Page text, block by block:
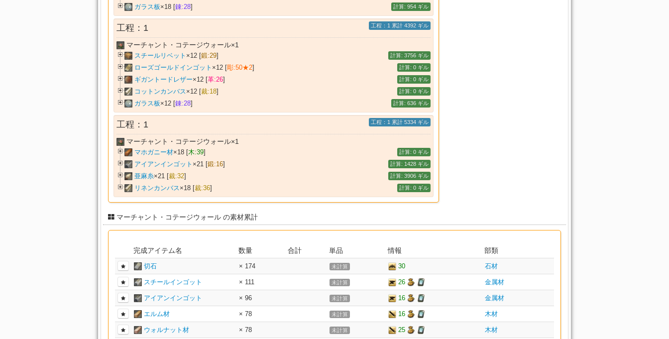
ガラス板×18 [錬:28] 計算: 954 ギル
工程：1 工程：1 累計 4392 ギル
マーチャント・コテージウォール×1
スチールリベット ×12 [鍛:29] 計算: 3756 ギル
ローズゴールドインゴット ×12 [彫:50★2] 計算: 0 ギル
ギガントードレザー×12 [革:26] 計算: 0 ギル
コットンカンバス ×12 [裁:18] 計算: 0 ギル
ガラス板×12 [錬:28] 計算: 636 ギル
工程：1 工程：1 累計 5334 ギル
マーチャント・コテージウォール×1
マホガニー材×18 [木:39] 計算: 0 ギル
アイアンインゴット ×21 [鍛:16] 計算: 1428 ギル
亜麻糸×21 [裁:32] 計算: 3906 ギル
リネンカンバス ×18 [裁:36] 計算: 0 ギル
マーチャント・コテージウォール の素材累計
完成アイテム名 数量 合計 単品 情報 部類
切石 × 174 未計算 30 石材
スチールインゴット × 111 未計算 26 金属材
アイアンインゴット × 96 未計算 16 金属材
エルム材 × 78 未計算 16 木材
ウォルナット材 × 78 未計算 25 木材